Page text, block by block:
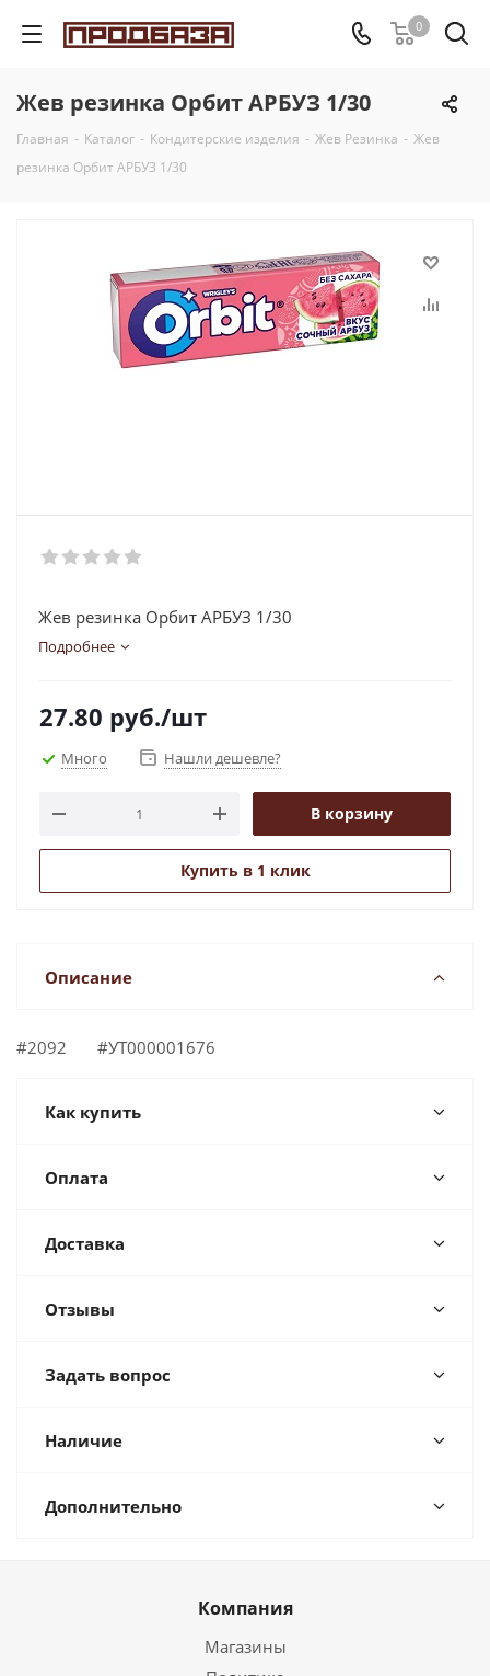
0
Жев резинка Орбит АРБУЗ 1/30
Главная - Каталог - Кондитерские изделия - Жев Резинка - Жев
резинка Орбит АРБУЗ 1/30
Жев резинка Орбит АРБУЗ 1/30
Подробнее
27.80 руб./шт
Много Нашли дешевле?
В корзину
Купить в 1 клик
Описание
#2092 #УТ000001676
Как купить
Оплата
Доставка
Отзывы
Задать вопрос
Наличие
Дополнительно
Компания
Магазины